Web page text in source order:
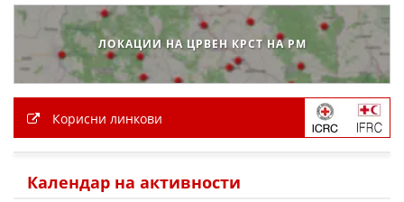
ЛОКАЦИИ НА ЦРВЕН КРСТ НА РМ
Корисни линкови
Календар на активности